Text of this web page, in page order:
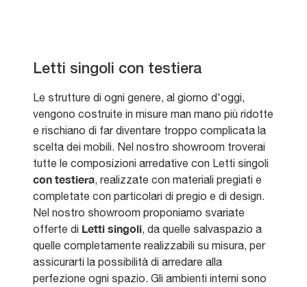
Letti singoli con testiera
Le strutture di ogni genere, al giorno d'oggi,
vengono costruite in misure man mano più ridotte
e rischiano di far diventare troppo complicata la
scelta dei mobili. Nel nostro showroom troverai
tutte le composizioni arredative con Letti singoli
con testiera, realizzate con materiali pregiati e
completate con particolari di pregio e di design.
Nel nostro showroom proponiamo svariate
offerte di Letti singoli, da quelle salvaspazio a
quelle completamente realizzabili su misura, per
assicurarti la possibilità di arredare alla
perfezione ogni spazio. Gli ambienti interni sono